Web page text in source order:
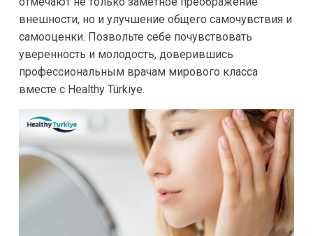
внешности, но и улучшение общего самочувствия и
самооценки. Позвольте себе почувствовать
уверенность и молодость, доверившись
профессиональным врачам мирового класса
вместе с Healthy Türkiye.